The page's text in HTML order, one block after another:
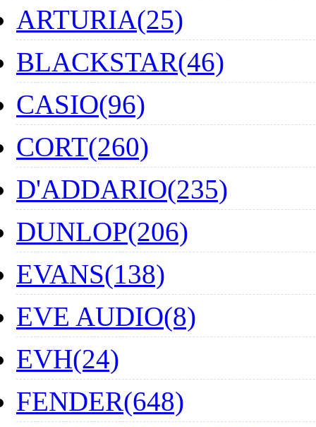
ARTURIA(25)
BLACKSTAR(46)
CASIO(96)
CORT(260)
D'ADDARIO(235)
DUNLOP(206)
EVANS(138)
EVE AUDIO(8)
EVH(24)
FENDER(648)